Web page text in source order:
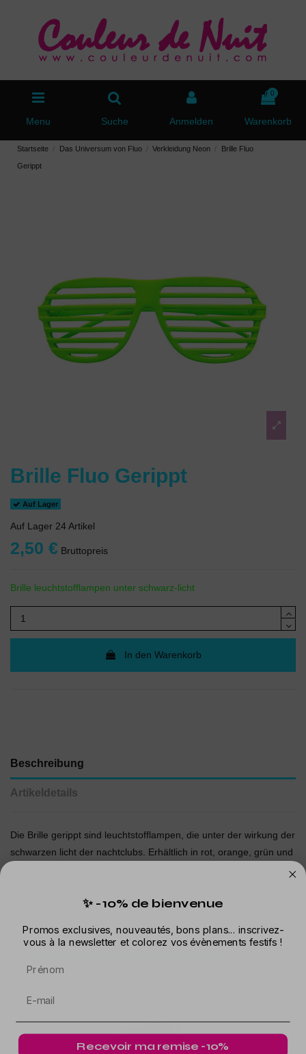
Menu Suche Anmelden
0
Warenkorb
Startseite Das Universum von Fluo Verkleidung Neon Brille Fluo
Gerippt
Brille Fluo Gerippt
Auf Lager
Auf Lager 24 Artikel
2,50 € Bruttopreis
Brille leuchtstofflampen unter schwarz-licht
In den Warenkorb
Beschreibung
Artikeldetails
Die Brille gerippt sind leuchtstofflampen, die unter der wirkung der
schwarzen licht der nachtclubs. Erhältlich in rot, orange, grün und
✨ -10% de bienvenue
Promos exclusives, nouveautés, bons plans... inscrivez-
vous à la newsletter et colorez vos évènements festifs !
Recevoir ma remise -10%